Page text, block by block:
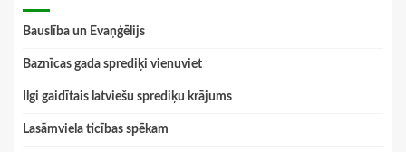
Bauslība un Evaņģēlijs
Baznīcas gada sprediķi vienuviet
Ilgi gaidītais latviešu sprediķu krājums
Lasāmviela ticības spēkam